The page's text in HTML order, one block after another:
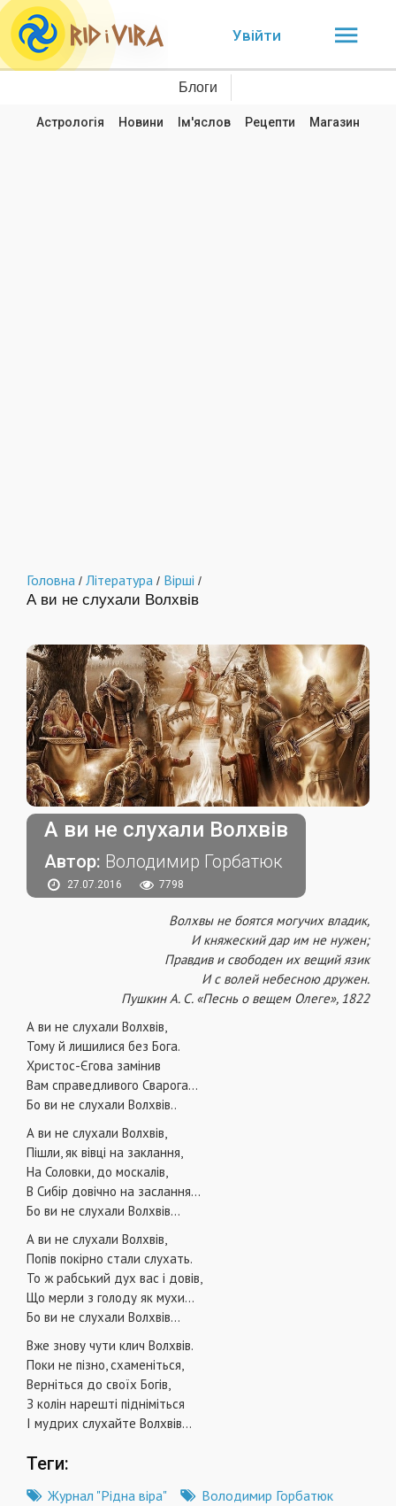
Увійти
Блоги
Астрологія Новини Ім'яслов Рецепти Магазин
Головна / Література / Вірші /
А ви не слухали Волхвів
А ви не слухали Волхвів
Автор: Володимир Горбатюк
27.07.2016 7798
Волхвы не боятся могучих владик,
И княжеский дар им не нужен;
Правдив и свободен их вещий язик
И с волей небесною дружен.
Пушкин А. С. «Песнь о вещем Олеге», 1822
А ви не слухали Волхвів,
Тому й лишилися без Бога.
Христос-Єгова замінив
Вам справедливого Сварога...
Бо ви не слухали Волхвів..
А ви не слухали Волхвів,
Пішли, як вівці на заклання,
На Соловки, до москалів,
В Сибір довічно на заслання...
Бо ви не слухали Волхвів...
А ви не слухали Волхвів,
Попів покірно стали слухать.
То ж рабський дух вас і довів,
Що мерли з голоду як мухи...
Бо ви не слухали Волхвів...
Вже знову чути клич Волхвів.
Поки не пізно, схаменіться,
Верніться до своїх Богів,
З колін нарешті підніміться
І мудрих слухайте Волхвів...
Теги:
Журнал "Рідна віра"
Володимир Горбатюк